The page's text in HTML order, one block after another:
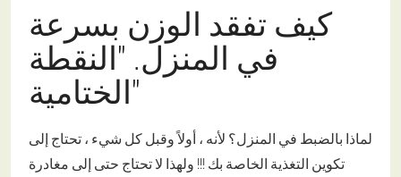
كيف تفقد الوزن بسرعة
في المنزل. "النقطة
الختامية"
لماذا بالضبط في المنزل؟ لأنه ، أولاً وقبل كل شيء ، تحتاج إلى
تكوين التغذية الخاصة بك !!! ولهذا لا تحتاج حتى إلى مغادرة